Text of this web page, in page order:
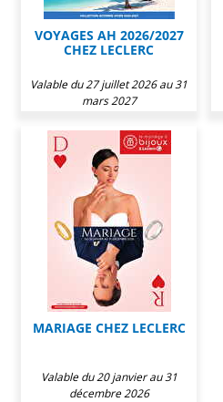
VOYAGES AH 2026/2027
CHEZ LECLERC
Valable du 27 juillet 2026 au 31
mars 2027
MARIAGE CHEZ LECLERC
Valable du 20 janvier au 31
décembre 2026